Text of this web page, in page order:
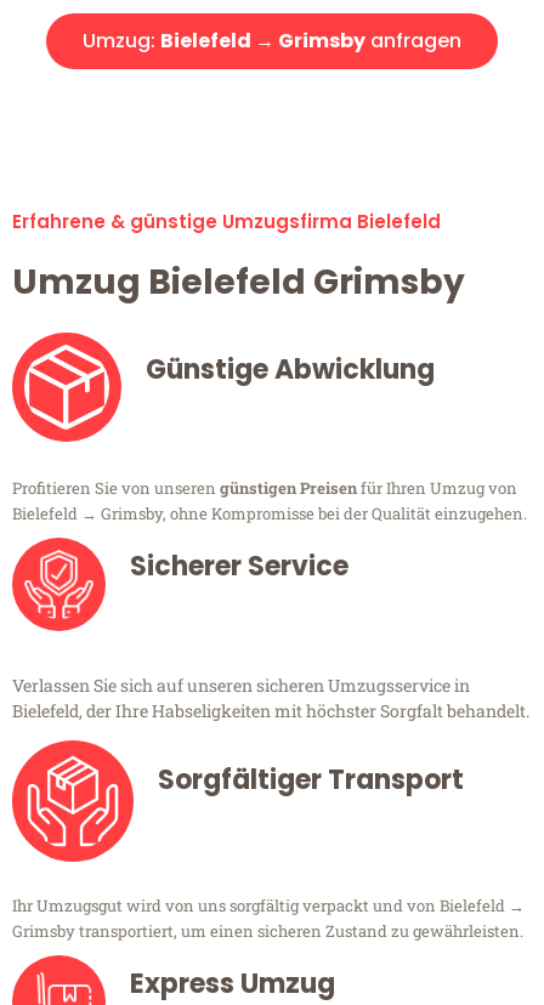
Umzug: Bielefeld → Grimsby anfragen
Erfahrene & günstige Umzugsfirma Bielefeld
Umzug Bielefeld Grimsby
Günstige Abwicklung
Profitieren Sie von unseren günstigen Preisenfür Ihren Umzug von
Bielefeld → Grimsby, ohne Kompromisse bei der Qualität einzugehen.
Sicherer Service
Verlassen Sie sich auf unseren sicheren Umzugsservice in
Bielefeld, der Ihre Habseligkeiten mit höchster Sorgfalt behandelt.
Sorgfältiger Transport
Ihr Umzugsgut wird von uns sorgfältig verpackt und von Bielefeld →
Grimsby transportiert, um einen sicheren Zustand zu gewährleisten.
Express Umzug